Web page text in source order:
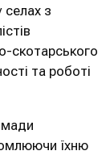
селах з
скотарського
та роботі
їхню